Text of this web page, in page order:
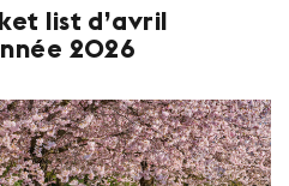
list d’avril
2026